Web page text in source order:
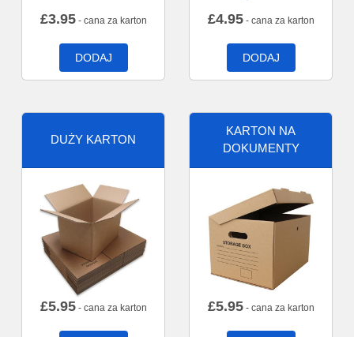
£3.95- cana za karton
DODAJ
£4.95- cana za karton
DODAJ
DUŻY KARTON
£5.95- cana za karton
KARTON NA
DOKUMENTY
£5.95- cana za karton